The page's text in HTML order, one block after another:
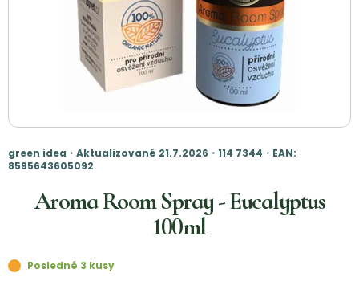
green idea・Aktualizované 21.7.2026・114 7344・EAN:
8595643605092
Aroma Room Spray - Eucalyptus
100ml
Posledné 3 kusy